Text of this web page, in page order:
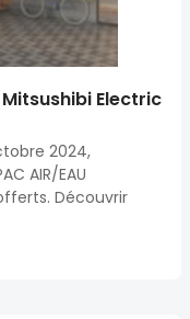
Mitsushibi Electric
2024,
AIR/EAU
Découvrir